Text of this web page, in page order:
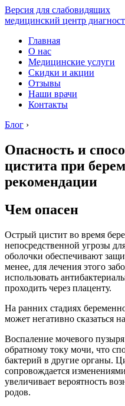
Версия для слабовидящих
медицинский центр
Главная
О нас
Медицинские услуги
Скидки и акции
Отзывы
Наши врачи
Контакты
Блог ›
Опасность и
цистита при
рекомендации
Чем опасен
Острый цистит во время
непосредственной угрозы
оболочки обеспечивают
менее, для лечения этого
использовать
проходить через плаценту.
На ранних стадиях
может негативно сказаться
Воспаление мочевого
обратному току мочи, что
бактерий в другие органы.
сопровождается
увеличивает вероятность
родов.